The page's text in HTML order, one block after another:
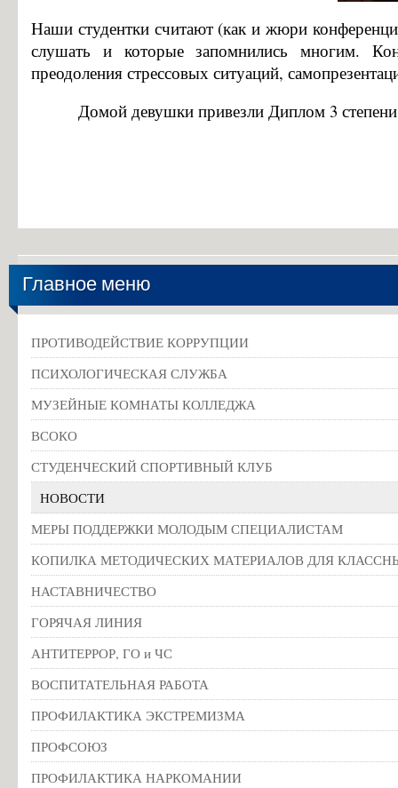
Наши студентки считают (как и жюри
слушать и которые запомнились многим.
преодоления стрессовых ситуаций,
Домой девушки привезли Диплом 3 степени
Главное меню
ПРОТИВОДЕЙСТВИЕ КОРРУПЦИИ
ПСИХОЛОГИЧЕСКАЯ СЛУЖБА
МУЗЕЙНЫЕ КОМНАТЫ КОЛЛЕДЖА
ВСОКО
СТУДЕНЧЕСКИЙ СПОРТИВНЫЙ КЛУБ
НОВОСТИ
МЕРЫ ПОДДЕРЖКИ МОЛОДЫМ СПЕЦИАЛИСТАМ
КОПИЛКА МЕТОДИЧЕСКИХ МАТЕРИАЛОВ ДЛЯ
НАСТАВНИЧЕСТВО
ГОРЯЧАЯ ЛИНИЯ
АНТИТЕРРОР, ГО и ЧС
ВОСПИТАТЕЛЬНАЯ РАБОТА
ПРОФИЛАКТИКА ЭКСТРЕМИЗМА
ПРОФСОЮЗ
ПРОФИЛАКТИКА НАРКОМАНИИ